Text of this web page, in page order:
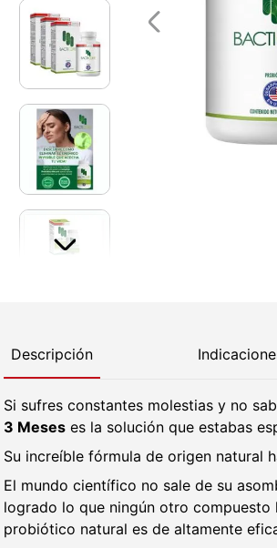
Descripción
Si sufres constantes molestias y no
3 Meses es la solución que estabas
Su increíble fórmula de origen natural
El mundo científico no sale de su
logrado lo que ningún otro
probiótico natural es de altamente